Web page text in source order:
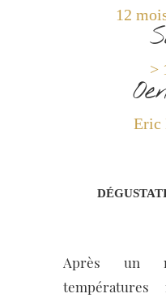
12
>
Eric
Après un